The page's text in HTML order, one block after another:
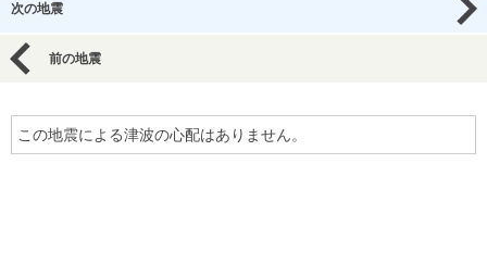
次の地震
前の地震
この地震による津波の心配はありません。